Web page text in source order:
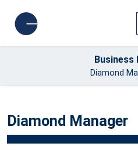
Business
Diamond
Diamond Manager